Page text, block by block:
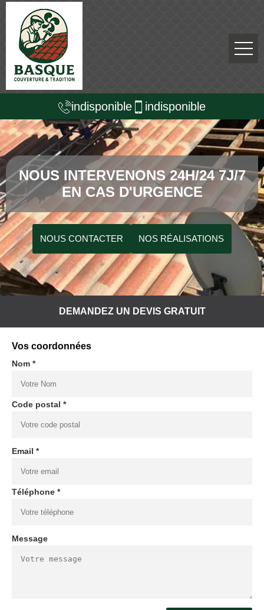
indisponible indisponible
NOUS INTERVENONS 24H/24 7J/7
EN CAS D'URGENCE
NOUS CONTACTER NOS RÉALISATIONS
DEMANDEZ UN DEVIS GRATUIT
Vos coordonnées
Nom *
Code postal *
Email *
Téléphone *
Message